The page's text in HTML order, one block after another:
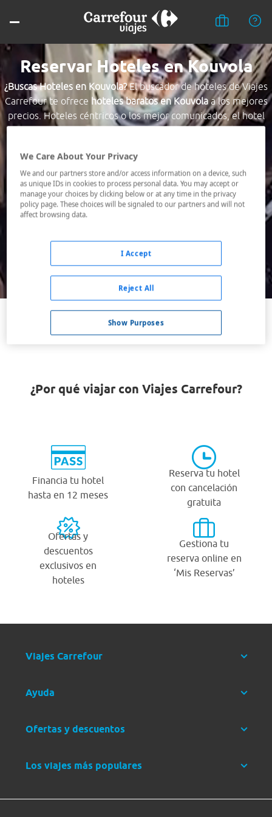
Reservar Hoteles en Kouvola
¿Buscas Hoteles en Kouvola?El buscador de hoteles de Viajes
Carrefour te ofrece hoteles baratos en Kouvolaa los mejores
precios. Hoteles céntricos o los mejor comunicados, el hotel
que busques nosotros te lo encontramos al mejor precio.
Destino *
Fechas *
07/08/2026 - 08/08/2026
Buscar
VER TODOS LOS HOTELES BARATOS EN KOUVOLA
¿Por qué viajar con Viajes Carrefour?
Financia tu hotel
hasta en 12 meses
Reserva tu hotel
con cancelación
gratuita
Ofertas y
descuentos
exclusivos en
hoteles
Gestiona tu
reserva online en
‘Mis Reservas’
Viajes Carrefour
Ayuda
Ofertas y descuentos
Los viajes más populares
We Care About Your Privacy
We and our partners store and/or access information on a device, such
as unique IDs in cookies to process personal data. You may accept or
manage your choices by clicking below or at any time in the privacy
policy page. These choices will be signaled to our partners and will not
affect browsing data.
Show Purposes
Reject All
I Accept